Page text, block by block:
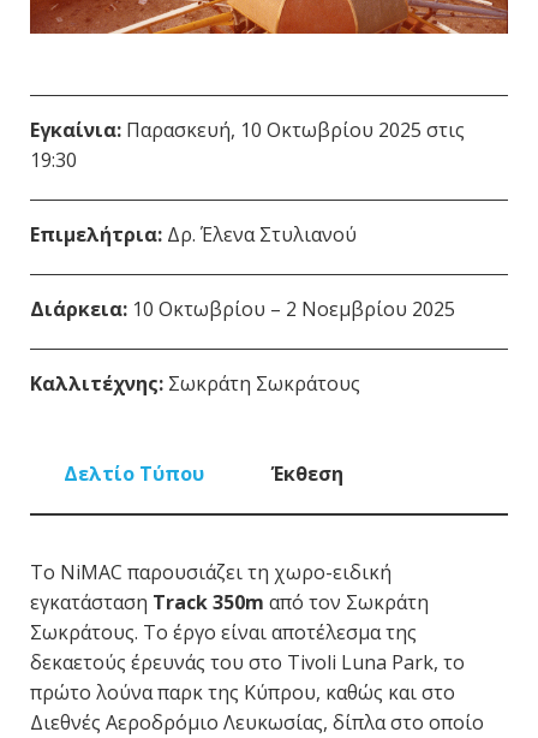
Εγκαίνια: Παρασκευή, 10 Οκτωβρίου 2025 στις
19:30
Επιμελήτρια: Δρ. Έλενα Στυλιανού
Διάρκεια: 10 Οκτωβρίου – 2 Νοεμβρίου 2025
Καλλιτέχνης: Σωκράτη Σωκράτους
Δελτίο Τύπου Έκθεση
Το NiMAC παρουσιάζει τη χωρο-ειδική
εγκατάσταση Track350m από τον Σωκράτη
Σωκράτους. Το έργο είναι αποτέλεσμα της
δεκαετούς έρευνάς του στο Tivoli Luna Park, το
πρώτο λούνα παρκ της Κύπρου, καθώς και στο
Διεθνές Αεροδρόμιο Λευκωσίας, δίπλα στο οποίο